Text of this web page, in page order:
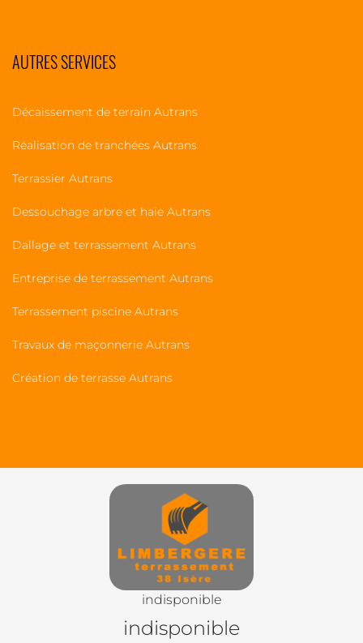
AUTRES SERVICES
Décaissement de terrain Autrans
Réalisation de tranchées Autrans
Terrassier Autrans
Dessouchage arbre et haie Autrans
Dallage et terrassement Autrans
Entreprise de terrassement Autrans
Terrassement piscine Autrans
Travaux de maçonnerie Autrans
Création de terrasse Autrans
indisponible
indisponible